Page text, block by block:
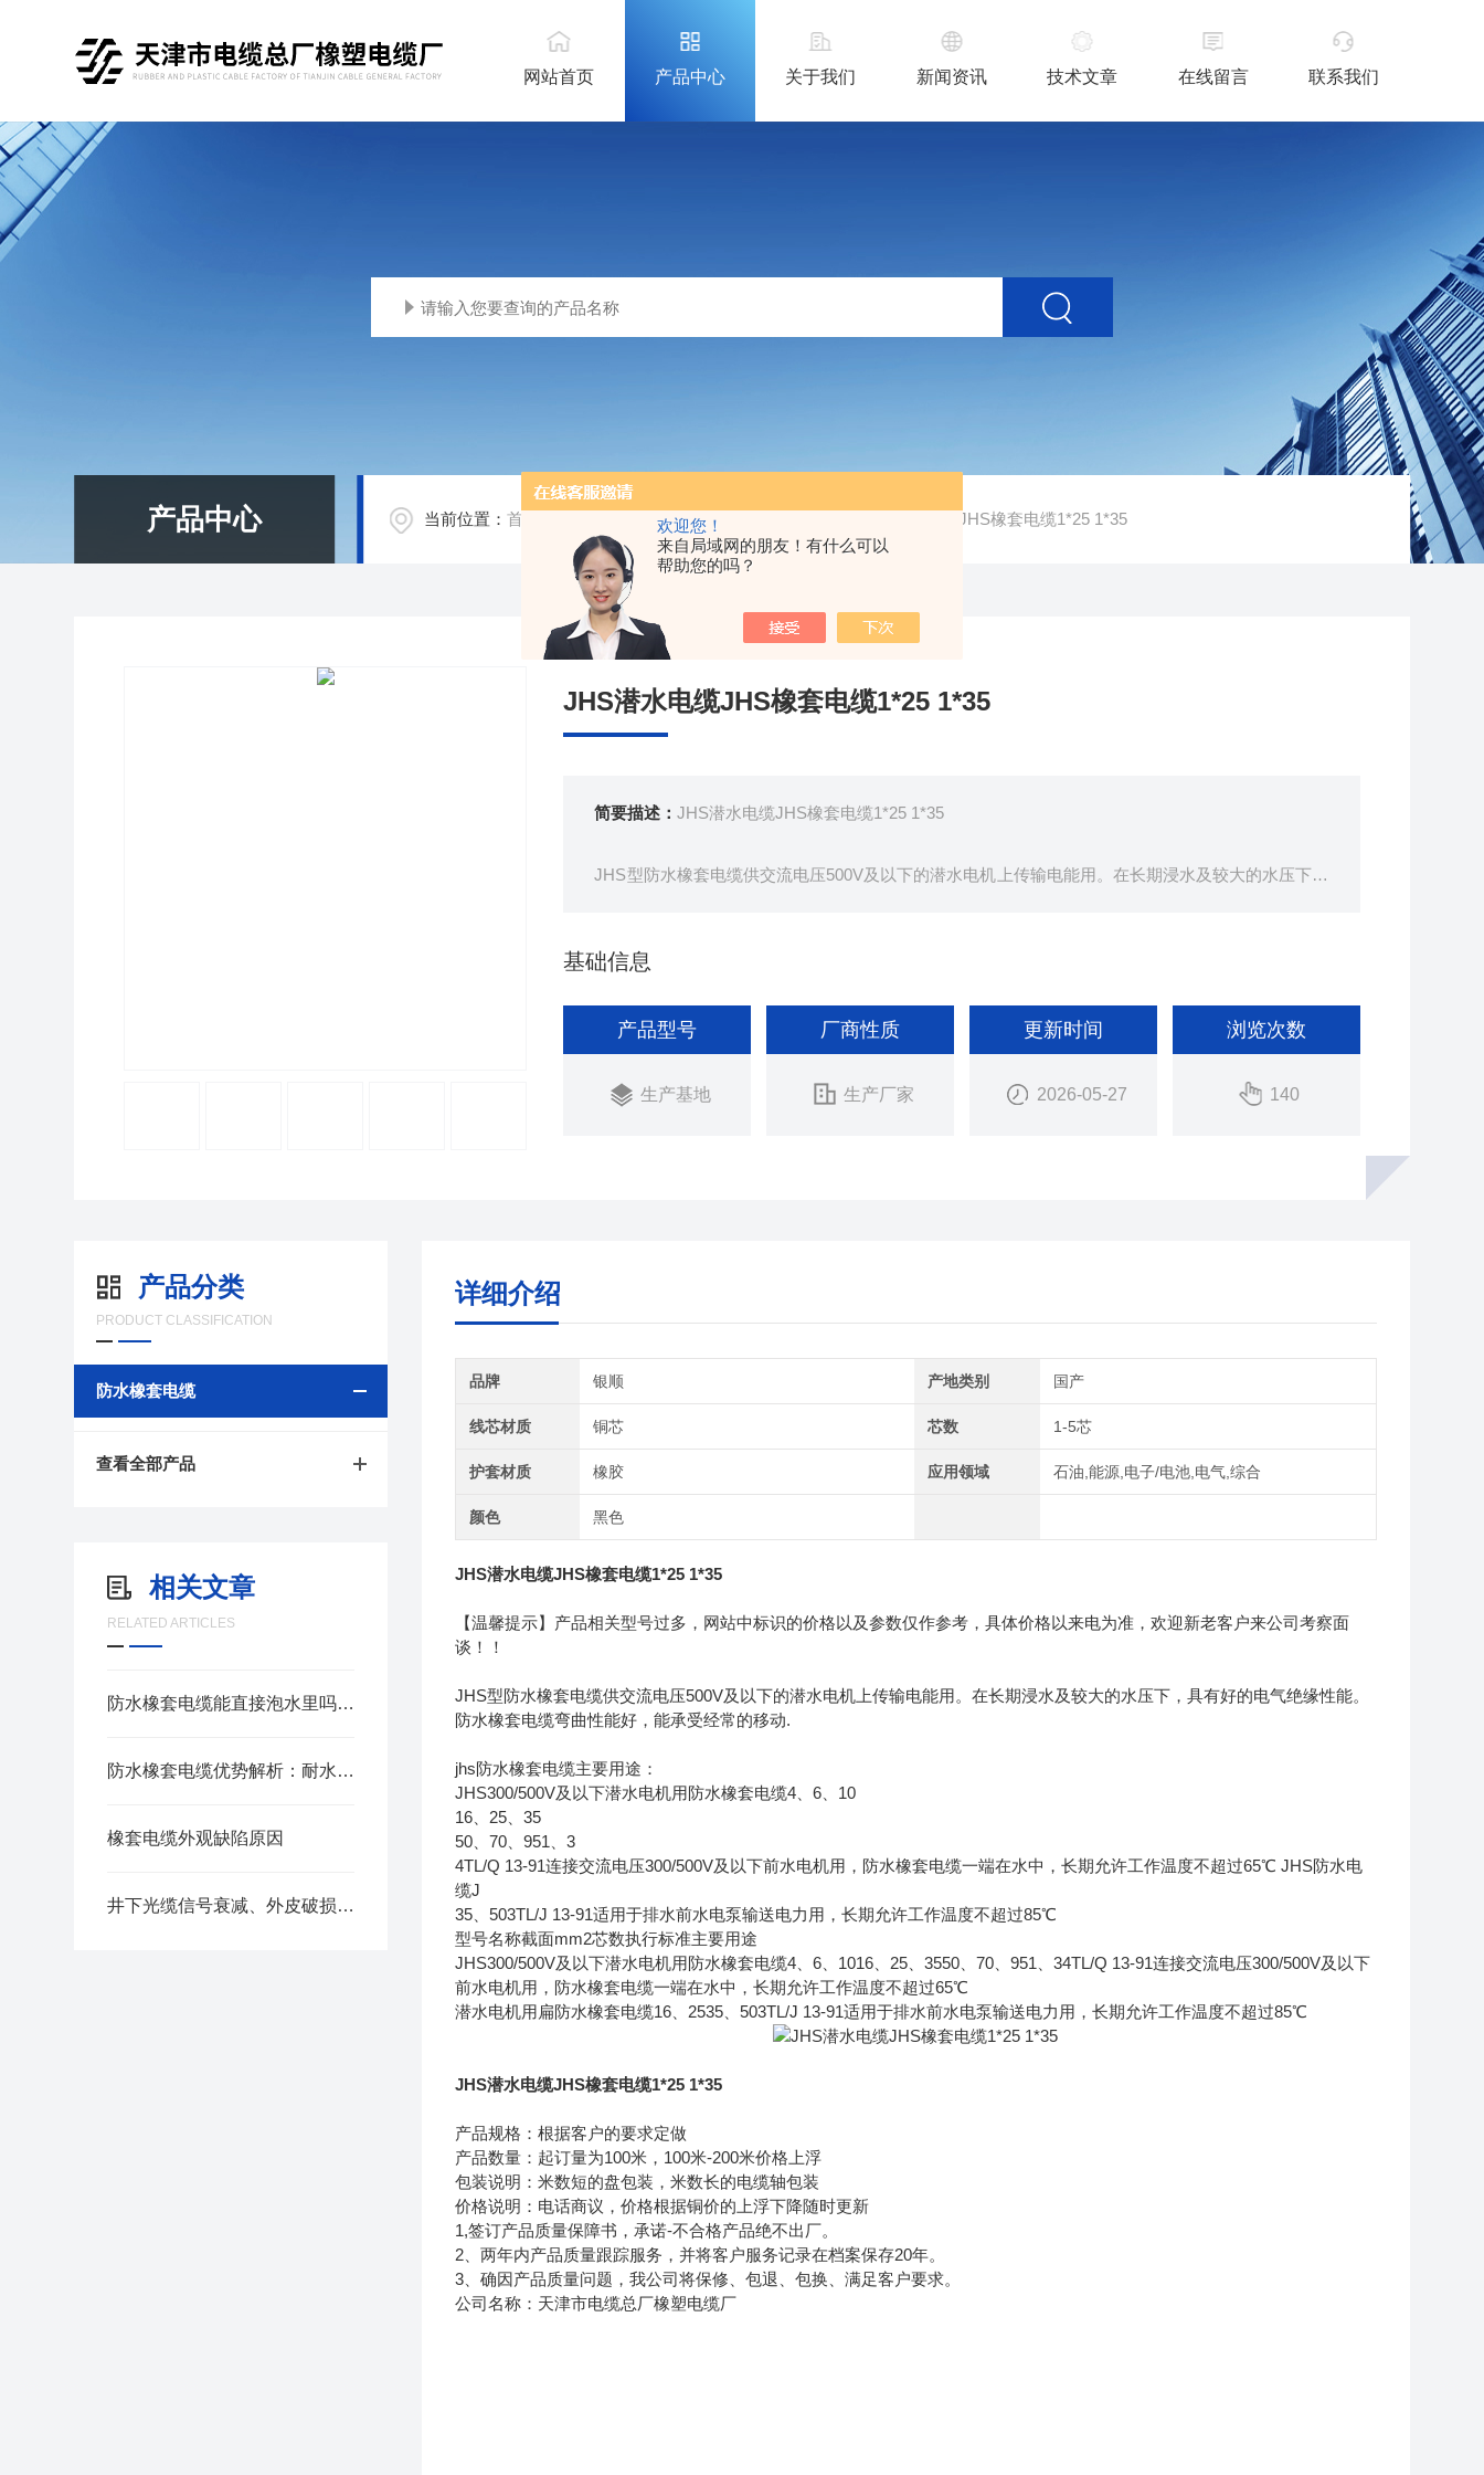
欢迎您！
来自局域网的朋友！有什么可以
帮助您的吗？
网站首页 产品中心 关于我们 新闻资讯 技术文章 在线留言 联系我们
产品中心 当前位置：首页 / /防水橡套电缆 / 生产基地JHS潜水电缆JHS橡套电缆1*25 1*35
JHS潜水电缆JHS橡套电缆1*25 1*35
简要描述：JHS潜水电缆JHS橡套电缆1*25 1*35
JHS型防水橡套电缆供交流电压500V及以下的潜水电机上传输电能用。在长期浸水及较大的水压下，
基础信息
产品型号
生产基地
厂商性质
生产厂家
更新时间
2026-05-27
浏览次数
140
产品分类
PRODUCT CLASSIFICATION
防水橡套电缆
查看全部产品
相关文章
RELATED ARTICLES
防水橡套电缆能直接泡水里吗？一次性讲清楚
防水橡套电缆优势解析：耐水耐磨户外专用线缆
橡套电缆外观缺陷原因
井下光缆信号衰减、外皮破损？矿用阻燃通信光缆故障排查全流程
详细介绍
品牌 银顺 产地类别 国产
线芯材质 铜芯 芯数 1-5芯
护套材质 橡胶 应用领域 石油,能源,电子/电池,电气,综合
颜色 黑色
JHS潜水电缆JHS橡套电缆1*25 1*35
【温馨提示】产品相关型号过多，网站中标识的价格以及参数仅作参考，具体价格以来电为准，欢迎新老客户来公司考察面
谈！！
JHS型防水橡套电缆供交流电压500V及以下的潜水电机上传输电能用。在长期浸水及较大的水压下，具有好的电气绝缘性能。
防水橡套电缆弯曲性能好，能承受经常的移动.
jhs防水橡套电缆主要用途：
JHS300/500V及以下潜水电机用防水橡套电缆4、6、10
16、25、35
50、70、951、3
4TL/Q 13-91连接交流电压300/500V及以下前水电机用，防水橡套电缆一端在水中，长期允许工作温度不超过65℃ JHS防水电
缆J
35、503TL/J 13-91适用于排水前水电泵输送电力用，长期允许工作温度不超过85℃
型号名称截面mm2芯数执行标准主要用途
JHS300/500V及以下潜水电机用防水橡套电缆4、6、1016、25、3550、70、951、34TL/Q 13-91连接交流电压300/500V及以下
前水电机用，防水橡套电缆一端在水中，长期允许工作温度不超过65℃
潜水电机用扁防水橡套电缆16、2535、503TL/J 13-91适用于排水前水电泵输送电力用，长期允许工作温度不超过85℃
JHS潜水电缆JHS橡套电缆1*25 1*35
产品规格：根据客户的要求定做
产品数量：起订量为100米，100米-200米价格上浮
包装说明：米数短的盘包装，米数长的电缆轴包装
价格说明：电话商议，价格根据铜价的上浮下降随时更新
1,签订产品质量保障书，承诺-不合格产品绝不出厂。
2、两年内产品质量跟踪服务，并将客户服务记录在档案保存20年。
3、确因产品质量问题，我公司将保修、包退、包换、满足客户要求。
公司名称：天津市电缆总厂橡塑电缆厂